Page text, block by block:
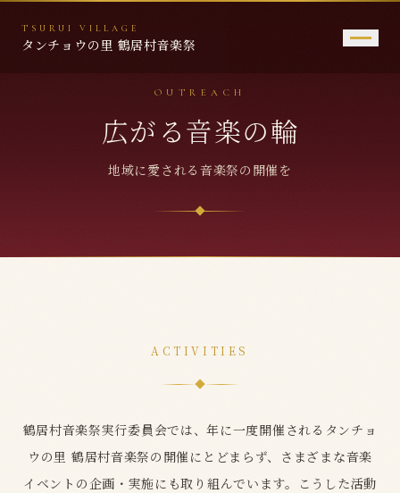
TSURUI VILLAGE
タンチョウの里 鶴居村音楽祭
OUTREACH
広がる音楽の輪
地域に愛される音楽祭の開催を
ACTIVITIES
鶴居村音楽祭実行委員会では、年に一度開催されるタンチョ
ウの里 鶴居村音楽祭の開催にとどまらず、さまざまな音楽
イベントの企画・実施にも取り組んでいます。こうした活動